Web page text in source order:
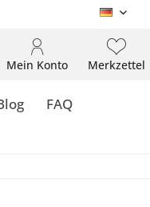
DE
Merkzettel
Mein Konto
FAQ